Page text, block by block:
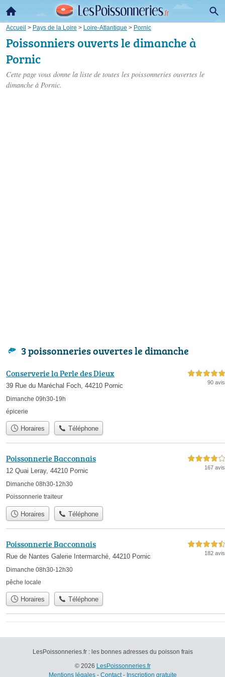
Accueil > Pays de la Loire > Loire-Atlantique > Pornic
Poissonniers ouverts le dimanche à
Pornic
Cette page vous donne la liste de toutes les poissonneries ouvertes le
dimanche à Pornic.
3 poissonneries ouvertes le dimanche
Conserverie la Perle des Dieux
39 Rue du Maréchal Foch, 44210 Pornic
Dimanche 09h30-19h
5,0 étoiles sur 5
90 avis
épicerie
Horaires Téléphone
Poissonnerie Bacconnais
12 Quai Leray, 44210 Pornic
Dimanche 08h30-12h30
4,0 étoiles sur 5
167 avis
Poissonnerie traiteur
Horaires Téléphone
Poissonnerie Bacconnais
Rue de Nantes Galerie Intermarché, 44210 Pornic
Dimanche 08h30-12h30
4,5 étoiles sur 5
182 avis
pêche locale
Horaires Téléphone
LesPoissonneries.fr : les bonnes adresses du poisson frais
© 2026 LesPoissonneries.fr
Mentions légales- Contact- Inscription gratuite